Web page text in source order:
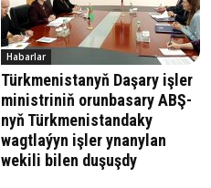
Habarlar
Türkmenistanyň Daşary işler
ministriniň orunbasary ABŞ-
nyň Türkmenistandaky
wagtlaýyn işler ynanylan
wekili bilen duşuşdy